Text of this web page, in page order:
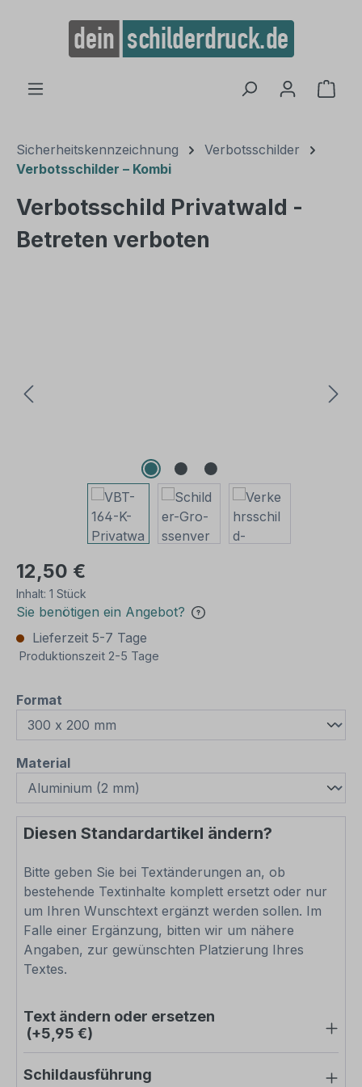
springen
Sicherheitskennzeichnung
Verbotsschilder
Verbotsschilder – Kombi
Verbotsschild Privatwald -
Betreten verboten
12,50 €
Inhalt: 1 Stück
Sie benötigen ein Angebot?
Lieferzeit 5-7 Tage
Produktionszeit 2-5 Tage
Format
Materialauswählen
Diesen Standardartikel ändern?
Bitte geben Sie bei Textänderungen an, ob
bestehende Textinhalte komplett ersetzt oder nur
um Ihren Wunschtext ergänzt werden sollen. Im
Falle einer Ergänzung, bitten wir um nähere
Angaben, zur gewünschten Platzierung Ihres
Textes.
Text ändern oder ersetzen
(+5,95 €)
Schildausführung